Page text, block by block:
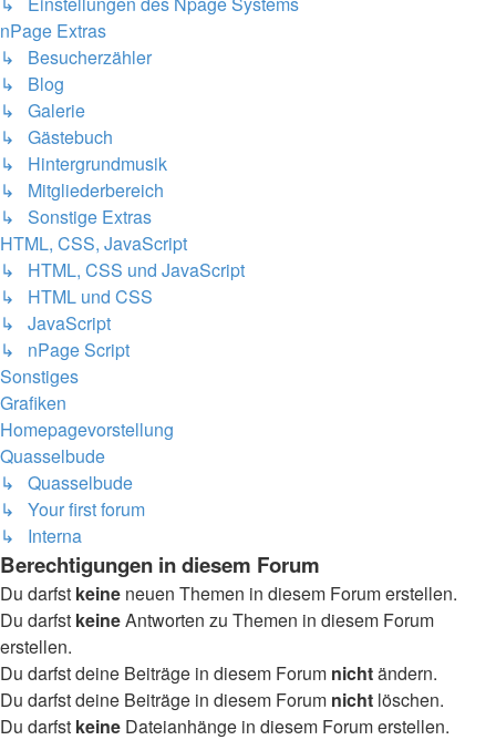
nPage Extras
↳ Besucherzähler
↳ Blog
↳ Galerie
↳ Gästebuch
↳ Hintergrundmusik
↳ Mitgliederbereich
↳ Sonstige Extras
HTML, CSS, JavaScript
↳ HTML, CSS und JavaScript
↳ HTML und CSS
↳ JavaScript
↳ nPage Script
Sonstiges
Grafiken
Homepagevorstellung
Quasselbude
↳ Quasselbude
↳ Your first forum
↳ Interna
Berechtigungen in diesem Forum
Du darfst keine neuen Themen in diesem Forum erstellen.
Du darfst keineAntworten zu Themen in diesem Forum
erstellen.
Du darfst deine Beiträge in diesem Forum nichtändern.
Du darfst deine Beiträge in diesem Forum nicht löschen.
Du darfst keine Dateianhänge in diesem Forum erstellen.